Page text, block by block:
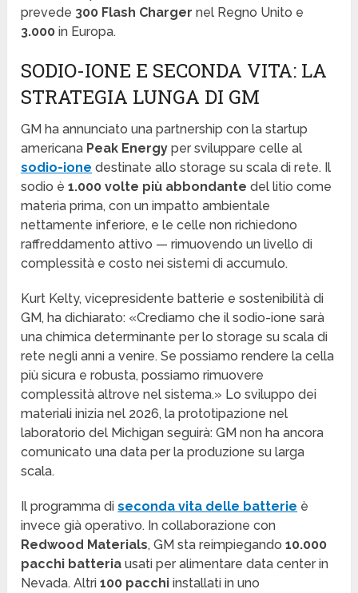
prevede 300 Flash Charger nel Regno Unito e
3.000 in Europa.
SODIO-IONE E SECONDA VITA: LA
STRATEGIA LUNGA DI GM
GM ha annunciato una partnership con la startup
americana Peak Energy per sviluppare celle al
sodio-ione destinate allo storage su scala di rete. Il
sodio è1.000 volte più abbondante del litio come
materia prima, con un impatto ambientale
nettamente inferiore, e le celle non richiedono
raffreddamento attivo — rimuovendo un livello di
complessità e costo nei sistemi di accumulo.
Kurt Kelty, vicepresidente batterie e sostenibilità di
GM, ha dichiarato: «Crediamo che il sodio-ione sarà
una chimica determinante per lo storage su scala di
rete negli anni a venire. Se possiamo rendere la cella
più sicura e robusta, possiamo rimuovere
complessità altrove nel sistema.» Lo sviluppo dei
materiali inizia nel 2026, la prototipazione nel
laboratorio del Michigan seguirà: GM non ha ancora
comunicato una data per la produzione su larga
scala.
Il programma diseconda vita delle batterie è
invece già operativo. In collaborazione con
Redwood Materials, GM sta reimpiegando10.000
pacchi batteria usati per alimentare data center in
Nevada. Altri100 pacchi installati in uno